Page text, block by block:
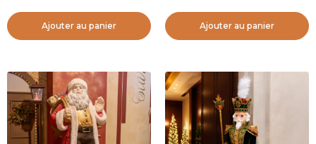
Ajouter au panier Ajouter au panier